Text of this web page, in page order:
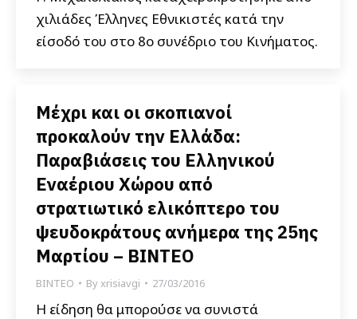
χιλιάδες Έλληνες Εθνικιστές κατά την
είσοδό του στο 8ο συνέδριο του Κινήματος.
Μέχρι και οι σκοπιανοί
προκαλούν την Ελλάδα:
Παραβιάσεις του Ελληνικού
Εναέριου Χώρου από
στρατιωτικό ελικόπτερο του
ψευδοκράτους ανήμερα της 25ης
Μαρτίου – ΒΙΝΤΕΟ
ΒΙΝΤΕΟ Byxrisiavgi 27/03/2016
Η είδηση θα μπορούσε να συνιστά